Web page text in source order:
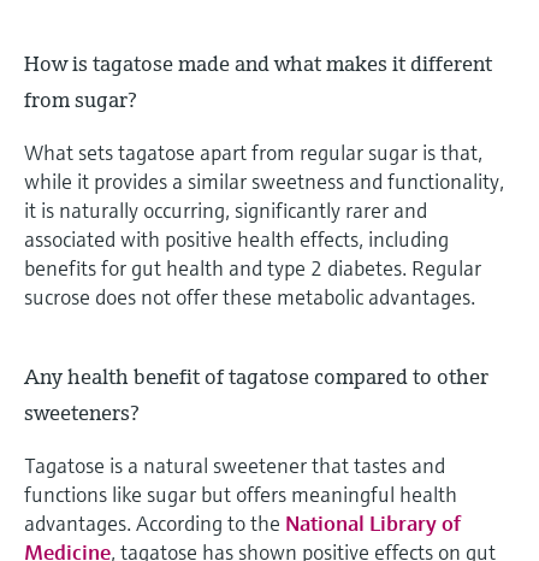
How is tagatose made and what makes it different
from sugar?
What sets tagatose apart from regular sugar is that,
while it provides a similar sweetness and functionality,
it is naturally occurring, significantly rarer and
associated with positive health effects, including
benefits for gut health and type 2 diabetes. Regular
sucrose does not offer these metabolic advantages.
Any health benefit of tagatose compared to other
sweeteners?
Tagatose is a natural sweetener that tastes and
functions like sugar but offers meaningful health
advantages. According to the National Library of
Medicine, tagatose has shown positive effects on gut